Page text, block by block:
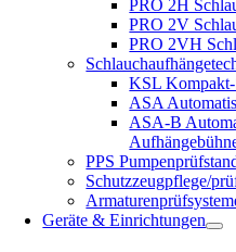
PRO 2H
PRO 2V
PRO 2VH
KSL
ASA
ASA-B
PPS
Schutzzeugpflege/
Geräte & Einrichtungen